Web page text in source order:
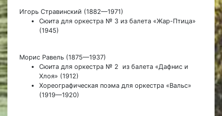
Игорь Стравинский (1882—1971)
Сюита для оркестра № 3 из балета «Жар-Птица»
(1945)
Морис Равель (1875—1937)
Сюита для оркестра № 2 из балета «Дафнис и
Хлоя» (1912)
Хореографическая поэма для оркестра «Вальс»
(1919—1920)